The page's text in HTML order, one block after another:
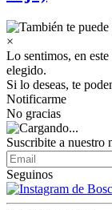
×
Lo sentimos, en
elegido.
Si lo deseas, te
Notificarme
No gracias
Suscribite a nuestro
Seguinos